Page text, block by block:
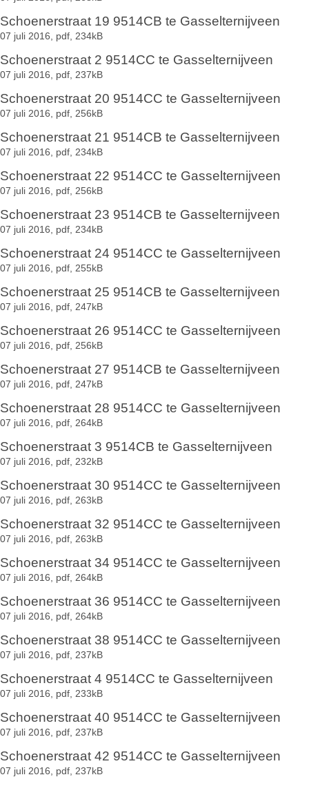
Schoenerstraat 19 9514CB te Gasselternijveen
07 juli 2016, pdf , 234kB
Schoenerstraat 2 9514CC te Gasselternijveen
07 juli 2016, pdf , 237kB
Schoenerstraat 20 9514CC te Gasselternijveen
07 juli 2016, pdf , 256kB
Schoenerstraat 21 9514CB te Gasselternijveen
07 juli 2016, pdf , 234kB
Schoenerstraat 22 9514CC te Gasselternijveen
07 juli 2016, pdf , 256kB
Schoenerstraat 23 9514CB te Gasselternijveen
07 juli 2016, pdf , 234kB
Schoenerstraat 24 9514CC te Gasselternijveen
07 juli 2016, pdf , 255kB
Schoenerstraat 25 9514CB te Gasselternijveen
07 juli 2016, pdf , 247kB
Schoenerstraat 26 9514CC te Gasselternijveen
07 juli 2016, pdf , 256kB
Schoenerstraat 27 9514CB te Gasselternijveen
07 juli 2016, pdf , 247kB
Schoenerstraat 28 9514CC te Gasselternijveen
07 juli 2016, pdf , 264kB
Schoenerstraat 3 9514CB te Gasselternijveen
07 juli 2016, pdf , 232kB
Schoenerstraat 30 9514CC te Gasselternijveen
07 juli 2016, pdf , 263kB
Schoenerstraat 32 9514CC te Gasselternijveen
07 juli 2016, pdf , 263kB
Schoenerstraat 34 9514CC te Gasselternijveen
07 juli 2016, pdf , 264kB
Schoenerstraat 36 9514CC te Gasselternijveen
07 juli 2016, pdf , 264kB
Schoenerstraat 38 9514CC te Gasselternijveen
07 juli 2016, pdf , 237kB
Schoenerstraat 4 9514CC te Gasselternijveen
07 juli 2016, pdf , 233kB
Schoenerstraat 40 9514CC te Gasselternijveen
07 juli 2016, pdf , 237kB
Schoenerstraat 42 9514CC te Gasselternijveen
07 juli 2016, pdf , 237kB